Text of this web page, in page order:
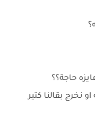
حاجة؟؟
نخرج بقالنا كتير